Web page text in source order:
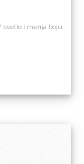
svetlo i menja boju